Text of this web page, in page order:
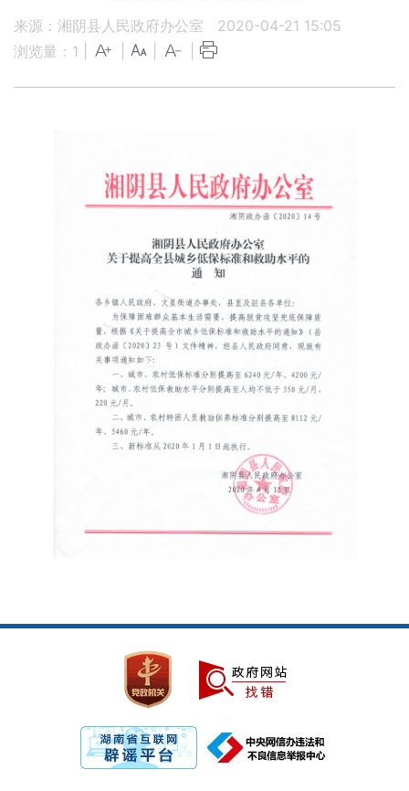
来源：湘阴县人民政府办公室
2020-04-21 15:05
浏览量： 1